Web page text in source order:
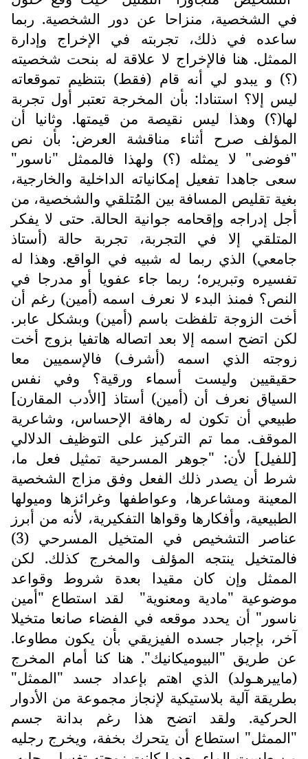
في الشخصية، منزاحا عن دور الشخصية. ربما
ساعده في ذلك، تجربته في الإخراج وإدارة
الممثل. هنا فالإخراج لا علاقة له بنحت شخصيته
(؟) و يبدو لي أنه قام (فقط) بتنظيم تموقعاته
ليس إلا؟ استنادا: بأن المخرجة تعتبر أول تجربة
لها(؟) وهذا ليس نقيصة من قيمتها. وثانيا أن
المؤلف صرح أثناء مناقشة العرض: بأن نص
"فوضى" لا يمثله (؟) ولهذا فالممثل "ناسور"
سعى جاهدا تفعيل إمكانياته الداخلية والخارجية،
بغية تقليص المسافة بين المُتلقي والشخصية، من
أجل إدراجه وإقحامه جوانية الحالة. حتى لا يفكر
المتلقي إلا في التجربة، تجربة حالة (أستاذ
جامعي) الذي ربما له شبيه في الواقع. وهذا له
تفسيره وتبريره؛ ربما جاء عفويا أو مدرجا في
النص؟ فمنذ البدء لا نعرف اسمه (أمين) رغم أن
أخت الزوجة تلفظت باسم (أمين) وبشكل عابر.
لكن اتضح اسمه إلا بعد اتصاله هاتفيا بزوج أخت
زوجته الذي اسمه (أشرف) فالإسميين معا
حقيقيين وليست أسماء ورقية؟ وفي نفس
السياق نعرف أن (أمين) أستاذ [الأدب المقارن]
طبيعي أن تكون له رهافة الإحساس، وشاعرية
الموقف. مما تم التركيز على التوظيف الدلالي
[للفيل] لأن: "جوهر المسرحية تمثيل فعل ما،
شرط أن يصدر ذلك الفعل وفق مزاج الشخصية
المعينة ومشاعرها، وعواطفها وغرائزها وميولها
الطبيعية، وأفكارها وقواها التفكيرية، لأنه من أبرز
عناصر التشخيص في المتخيل المسرحي (3)
فالمتخيل ينتجه المؤلف والمخرج كذلك. لكن
الممثل وإن كان مقيدا بعدة شروط وقواعد
موضوعية "مادية ومعنوية"
لقد استطاع "أمين
ناسور" أن يحدد موقعه في الفضاء صانعا متخيلا
آخر، بإجبار جسده الفيزيقي بأن يكون مطاوعا.
عن طريق "البيوميكانيك". هنا كنا أمام المخرج
(ماييرهـولد) الذي اهتم بإعداد جسد "الممثل"
بطريقة آلية بلاستيكية لإنجاز مجموعة من الأدوار
الحركية. ولقد اتضح هذا رغم بدانة جسم
"الممثل" استطاع أن يتحرك بخفة، ويخرج رجليه